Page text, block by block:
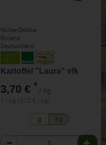
Müller-Oelbke
Bioland
Deutschland
Kartoffel "Laura" vfk
3,70 € * / kg
1 * kg (3,70 € / kg)
g Kg
Anzahl